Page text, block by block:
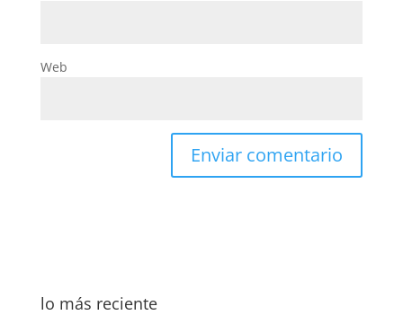
Web
lo más reciente